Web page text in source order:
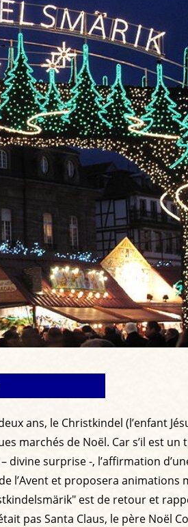
ans, le Christkindel (l’enfant
marchés de Noël. Car s’il est
divine surprise -, l’affirmation
l’Avent et proposera
est de retour et
pas Santa Claus, le père Noël